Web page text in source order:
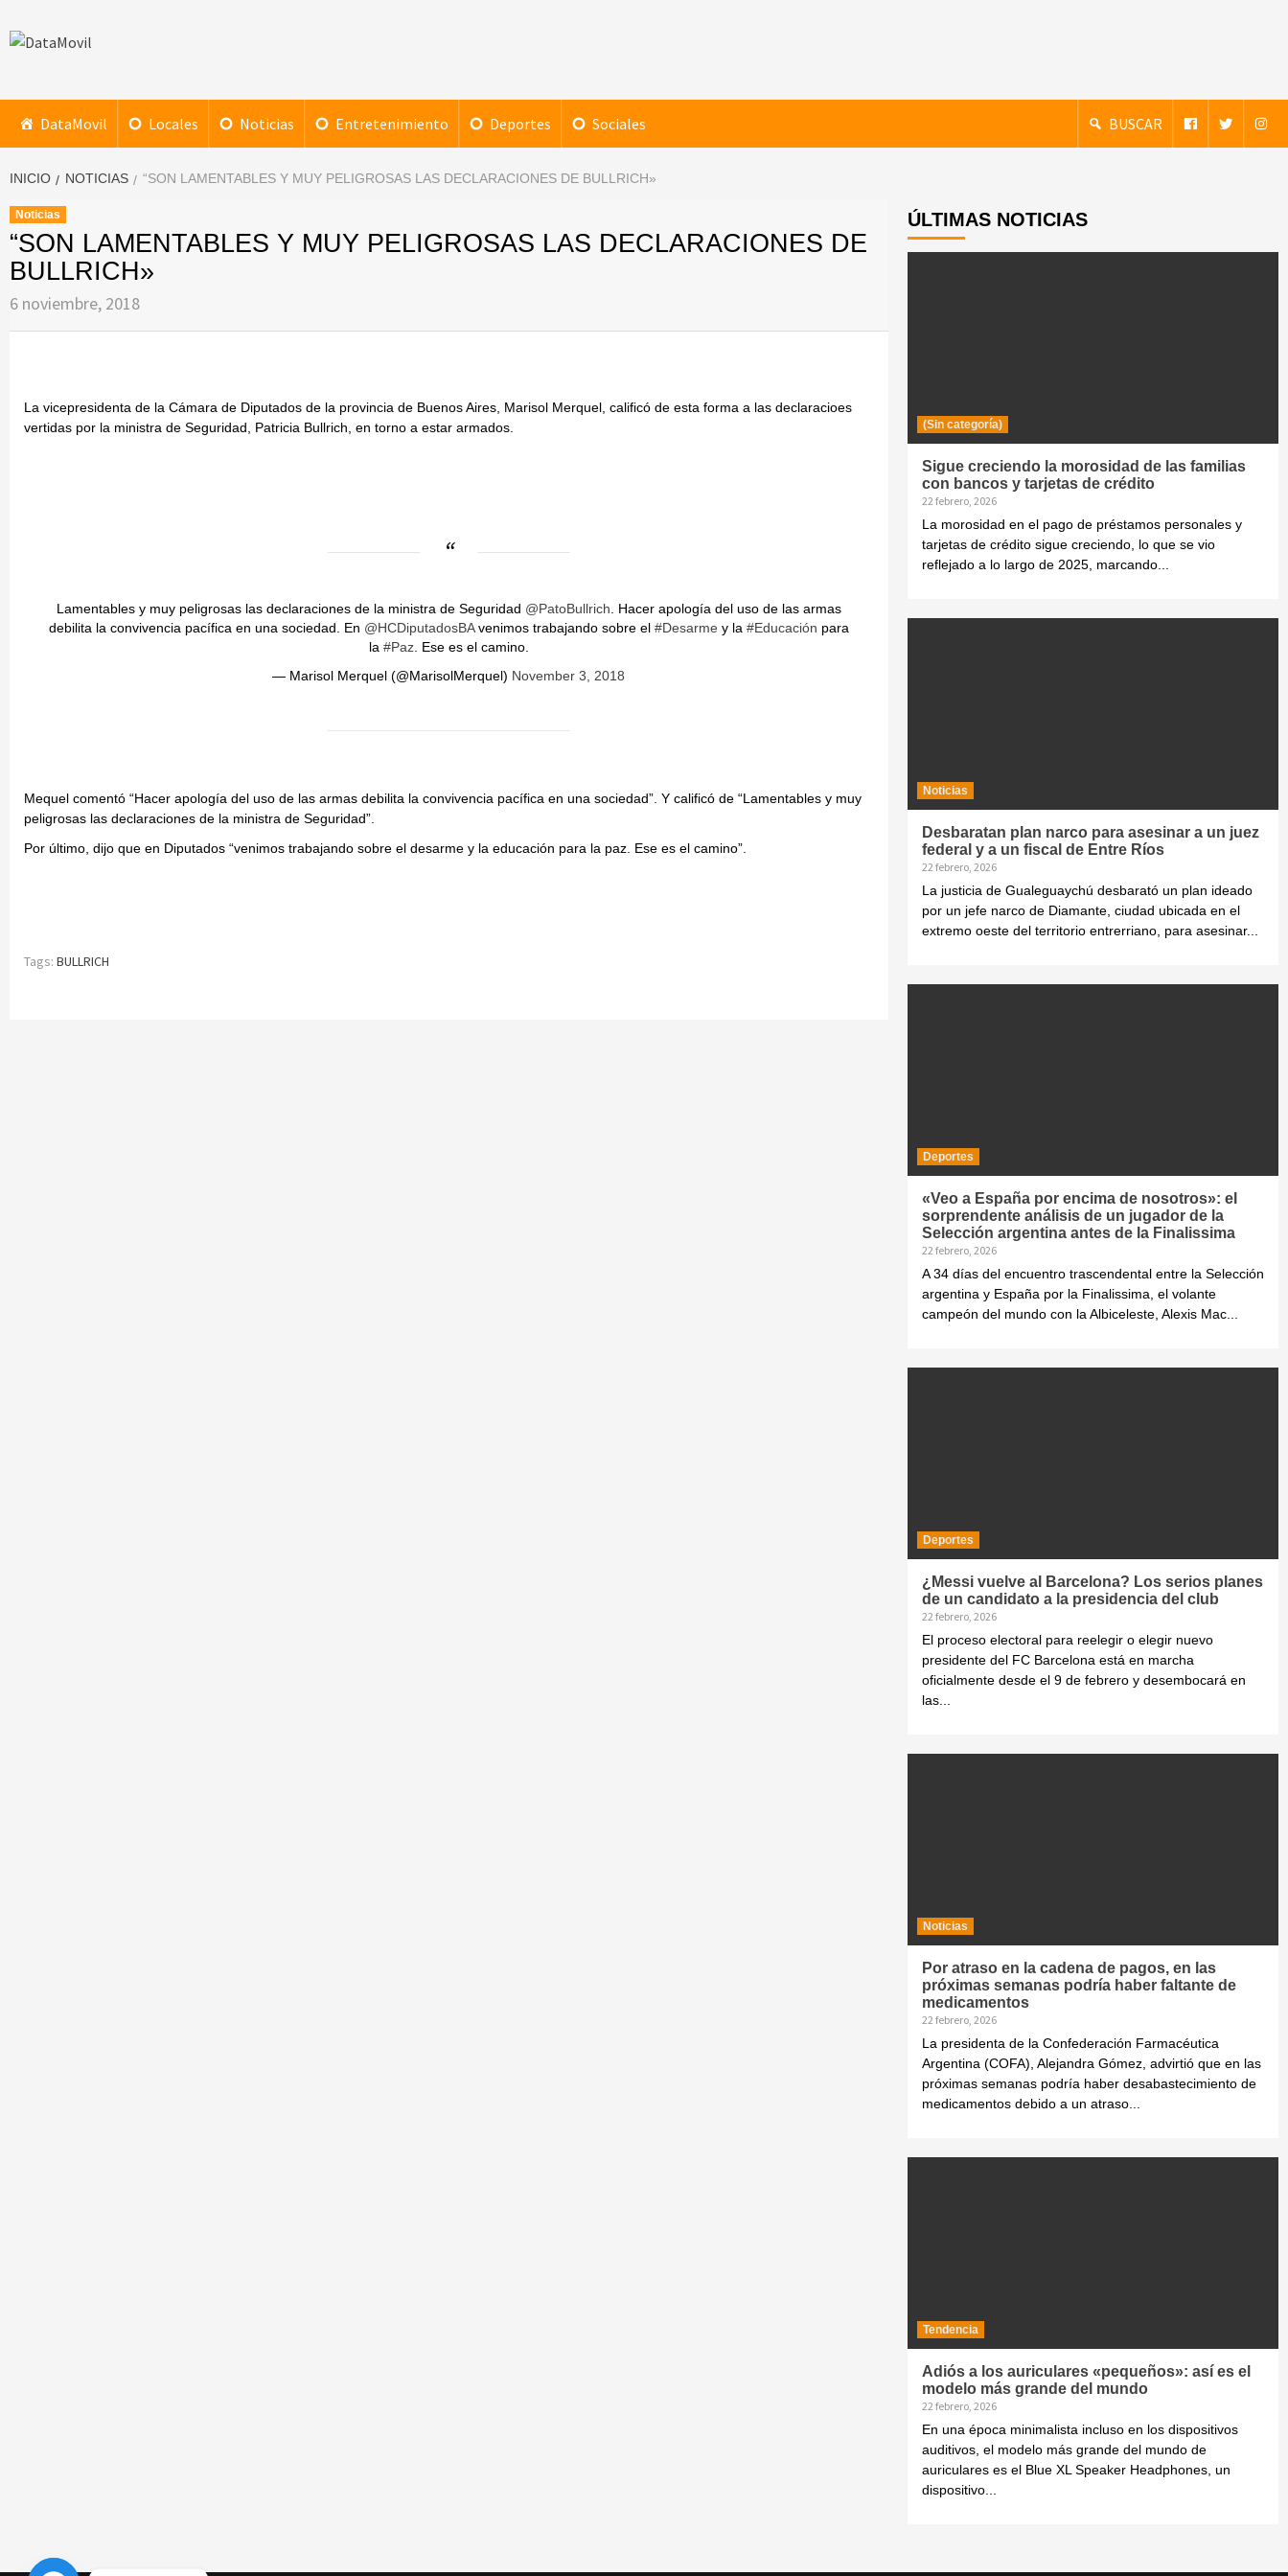
al
DataMovil
DataMovil Locales Noticias Entretenimiento Deportes Sociales BUSCAR
INICIO NOTICIAS “SON LAMENTABLES Y MUY PELIGROSAS LAS DECLARACIONES DE BULLRICH»
Noticias
“SON LAMENTABLES Y MUY PELIGROSAS LAS DECLARACIONES DE
BULLRICH»
6 noviembre, 2018
La vicepresidenta de la Cámara de Diputados de la provincia de Buenos Aires, Marisol Merquel, calificó de esta forma a las declaracioes
vertidas por la ministra de Seguridad, Patricia Bullrich, en torno a estar armados.
Lamentables y muy peligrosas las declaraciones de la ministra de Seguridad @PatoBullrich . Hacer apología del uso de las armas
debilita la convivencia pacífica en una sociedad. En @HCDiputadosBAvenimos trabajando sobre el #Desarme y la #Educación para
la #Paz. Ese es el camino.
— Marisol Merquel (@MarisolMerquel) November 3, 2018
Mequel comentó “Hacer apología del uso de las armas debilita la convivencia pacífica en una sociedad”. Y calificó de “Lamentables y muy
peligrosas las declaraciones de la ministra de Seguridad”.
Por último, dijo que en Diputados “venimos trabajando sobre el desarme y la educación para la paz. Ese es el camino”.
Tags: BULLRICH
ÚLTIMAS NOTICIAS
(Sin categoría)
Sigue creciendo la morosidad de las familias
con bancos y tarjetas de crédito
22 febrero, 2026
La morosidad en el pago de préstamos personales y
tarjetas de crédito sigue creciendo, lo que se vio
reflejado a lo largo de 2025, marcando...
Noticias
Desbaratan plan narco para asesinar a un juez
federal y a un fiscal de Entre Ríos
22 febrero, 2026
La justicia de Gualeguaychú desbarató un plan ideado
por un jefe narco de Diamante, ciudad ubicada en el
extremo oeste del territorio entrerriano, para asesinar...
Deportes
«Veo a España por encima de nosotros»: el
sorprendente análisis de un jugador de la
Selección argentina antes de la Finalissima
22 febrero, 2026
A 34 días del encuentro trascendental entre la Selección
argentina y España por la Finalissima, el volante
campeón del mundo con la Albiceleste, Alexis Mac...
Deportes
¿Messi vuelve al Barcelona? Los serios planes
de un candidato a la presidencia del club
22 febrero, 2026
El proceso electoral para reelegir o elegir nuevo
presidente del FC Barcelona está en marcha
oficialmente desde el 9 de febrero y desembocará en
las...
Noticias
Por atraso en la cadena de pagos, en las
próximas semanas podría haber faltante de
medicamentos
22 febrero, 2026
La presidenta de la Confederación Farmacéutica
Argentina (COFA), Alejandra Gómez, advirtió que en las
próximas semanas podría haber desabastecimiento de
medicamentos debido a un atraso...
Tendencia
Adiós a los auriculares «pequeños»: así es el
modelo más grande del mundo
22 febrero, 2026
En una época minimalista incluso en los dispositivos
auditivos, el modelo más grande del mundo de
auriculares es el Blue XL Speaker Headphones, un
dispositivo...